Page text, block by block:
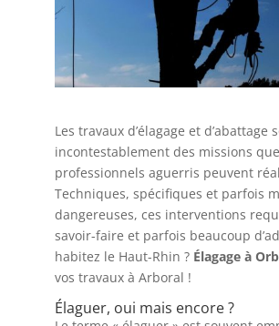
Les travaux d’élagage et d’abattage
incontestablement des missions
professionnels aguerris peuvent
Techniques, spécifiques et parfois
dangereuses, ces interventions
savoir-faire et parfois beaucoup
habitez le Haut-Rhin ? Élagage à
vos travaux à Arboral !
Élaguer, oui mais encore ?